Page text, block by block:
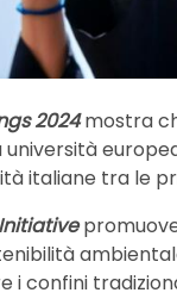
2024mostra
italiane tra le
promuove
i confini